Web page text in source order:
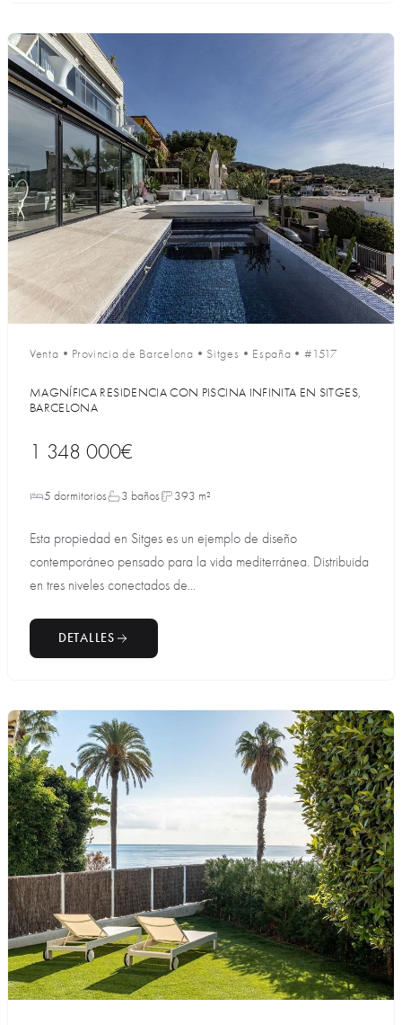
Venta • Provincia de Barcelona • Sitges • España •#1517
MAGNÍFICA RESIDENCIA CON PISCINA INFINITA EN SITGES,
BARCELONA
1 348 000€
5 dormitorios 3 baños 393 m²
Esta propiedad en Sitges es un ejemplo de diseño
contemporáneo pensado para la vida mediterránea. Distribuida
en tres niveles conectados de...
DETALLES